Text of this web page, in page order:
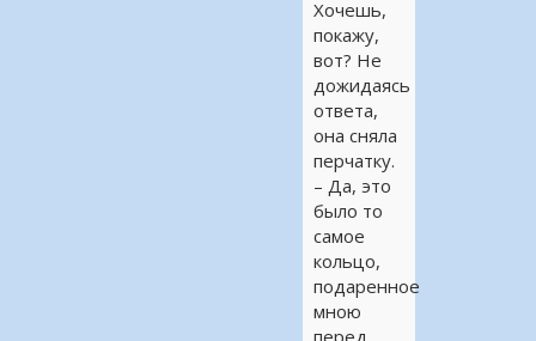
Хочешь,
покажу,
вот? Не
дожидаясь
ответа,
она сняла
перчатку.
– Да, это
было то
самое
кольцо,
подаренное
мною